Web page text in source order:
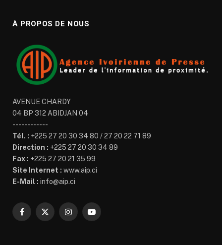
À PROPOS DE NOUS
AVENUE CHARDY
04 BP 312 ABIDJAN 04
------------
Tél. : +225 27 20 30 34 80 / 27 20 22 71 89
Direction : +225 27 20 30 34 89
Fax : +225 27 20 21 35 99
Site Internet : www.aip.ci
E-Mail : info@aip.ci
Facebook
X
InstagramYouTube